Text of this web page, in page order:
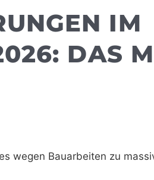
IM
DAS
wegen Bauarbeiten zu